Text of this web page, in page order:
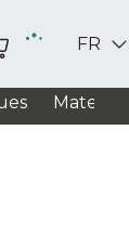
FR
Matelas